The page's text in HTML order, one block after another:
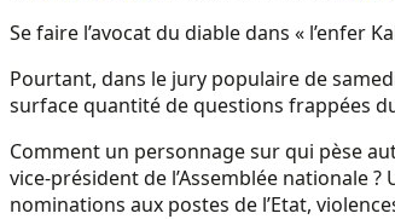
Se faire l’avocat du diable dans « l’enfer
Pourtant, dans le jury populaire de
surface quantité de questions frappées
Comment un personnage sur qui pèse
vice-président de l’Assemblée nationale
nominations aux postes de l’Etat,